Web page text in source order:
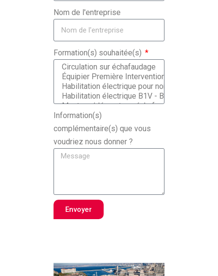
Nom de l'entreprise
Formation(s) souhaitée(s)
Information(s)
complémentaire(s) que vous
voudriez nous donner ?
Envoyer